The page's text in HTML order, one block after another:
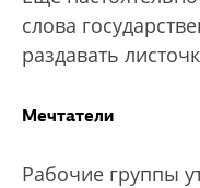
слова
раздавать
Мечтатели
Рабочие группы